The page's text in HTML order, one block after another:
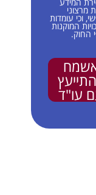
מרצוני
וכי עומדות
המוקנות
החוק.
עו"ד